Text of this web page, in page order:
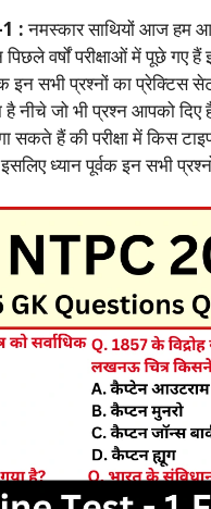
a
r
e
:नमस्कार साथियों आज हम
वर्षों परीक्षाओं में पूछे गए हैं
इन सभी प्रश्नों का
नीचे जो भी प्रश्न आपको
हैं की परीक्षा में किस
ध्यान पूर्वक इन सभी